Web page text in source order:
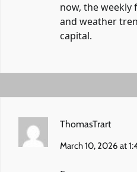
now, the
and weather
capital.
ThomasTrart
March 10, 2026 at